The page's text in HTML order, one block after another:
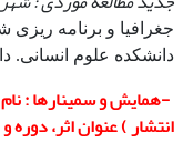
جغرافیا و برنامه ریزی
دانشکده علوم انسانی.
-همایش و سمینارها :
انتشار ) عنوان اثر،